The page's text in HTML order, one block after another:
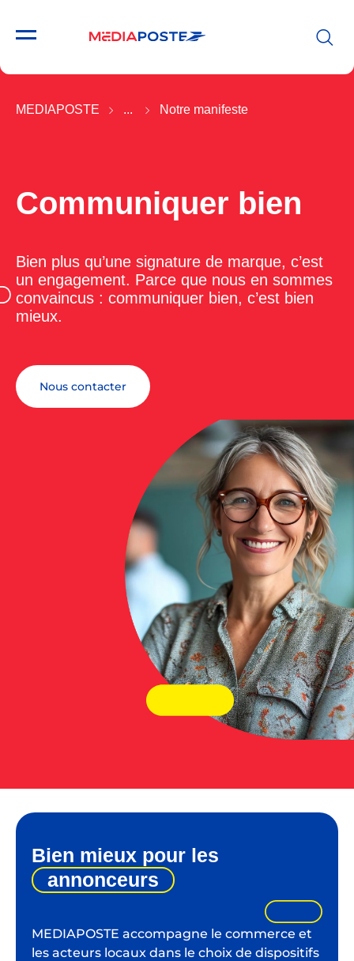
MEDIAPOSTE ... Notre manifeste
Communiquer bien
Bien plus qu’une signature de marque, c’est
un engagement. Parce que nous en sommes
convaincus : communiquer bien, c’est bien
mieux.
Nous contacter
Bien mieux pour les
annonceurs
MEDIAPOSTE accompagne le commerce et
les acteurs locaux dans le choix de dispositifs